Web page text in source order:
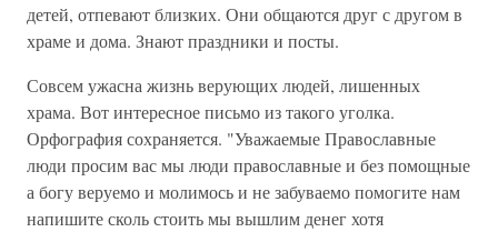
детей, отпевают близких. Они общаются друг с другом в
храме и дома. Знают праздники и посты.
Совсем ужасна жизнь верующих людей, лишенных
храма. Вот интересное письмо из такого уголка.
Орфография сохраняется. "Уважаемые Православные
люди просим вас мы люди православные и без помощные
а богу веруемо и молимось и не забуваемо помогите нам
напишите сколь стоить мы вышлим денег хотя